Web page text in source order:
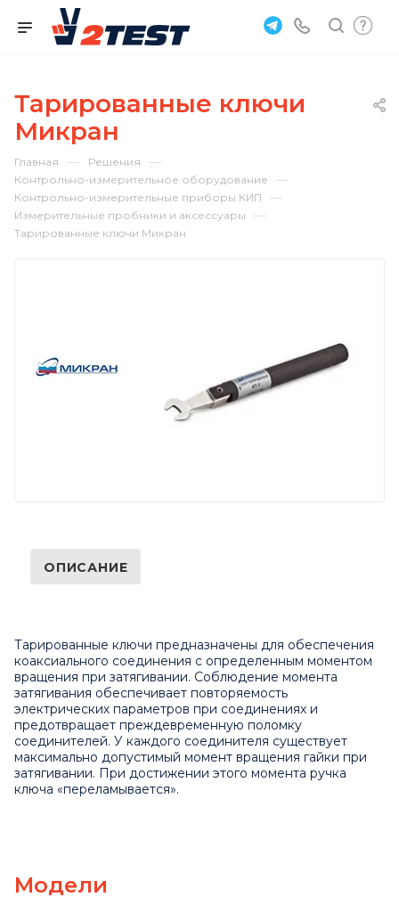
Тарированные ключи
Микран
Главная — Решения —
Контрольно-измерительное оборудование —
Контрольно-измерительные приборы КИП —
Измерительные пробники и аксессуары —
Тарированные ключи Микран
ОПИСАНИЕ
Тарированные ключи предназначены для обеспечения
коаксиального соединения с определенным моментом
вращения при затягивании. Соблюдение момента
затягивания обеспечивает повторяемость
электрических параметров при соединениях и
предотвращает преждевременную поломку
соединителей. У каждого соединителя существует
максимально допустимый момент вращения гайки при
затягивании. При достижении этого момента ручка
ключа «переламывается».
Модели